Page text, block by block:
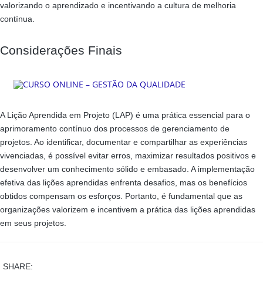
valorizando o aprendizado e incentivando a cultura de melhoria
contínua.
Considerações Finais
A Lição Aprendida em Projeto (LAP) é uma prática essencial para o
aprimoramento contínuo dos processos de gerenciamento de
projetos. Ao identificar, documentar e compartilhar as experiências
vivenciadas, é possível evitar erros, maximizar resultados positivos e
desenvolver um conhecimento sólido e embasado. A implementação
efetiva das lições aprendidas enfrenta desafios, mas os benefícios
obtidos compensam os esforços. Portanto, é fundamental que as
organizações valorizem e incentivem a prática das lições aprendidas
em seus projetos.
SHARE: